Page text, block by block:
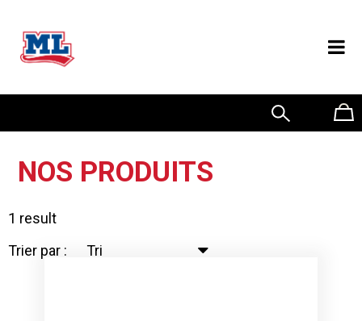
NOS PRODUITS
1 result
Trier par :